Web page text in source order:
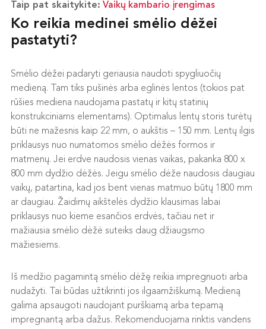
Taip pat skaitykite: Vaikų kambario įrengimas
Ko reikia medinei smėlio dėžei
pastatyti?
Smėlio dėžei padaryti geriausia naudoti spygliuočių
medieną. Tam tiks pušinės arba eglinės lentos (tokios pat
rūšies mediena naudojama pastatų ir kitų statinių
konstrukciniams elementams). Optimalus lentų storis turėtų
būti ne mažesnis kaip 22 mm, o aukštis – 150 mm. Lentų ilgis
priklausys nuo numatomos smėlio dėžės formos ir
matmenų. Jei erdve naudosis vienas vaikas, pakanka 800 x
800 mm dydžio dėžės. Jeigu smėlio dėže naudosis daugiau
vaikų, patartina, kad jos bent vienas matmuo būtų 1800 mm
ar daugiau. Žaidimų aikštelės dydžio klausimas labai
priklausys nuo kieme esančios erdvės, tačiau net ir
mažiausia smėlio dėžė suteiks daug džiaugsmo
mažiesiems.
Iš medžio pagamintą smėlio dėžę reikia impregnuoti arba
nudažyti. Tai būdas užtikrinti jos ilgaamžiškumą. Medieną
galima apsaugoti naudojant purškiamą arba tepamą
impregnantą arba dažus. Rekomenduojama rinktis vandens